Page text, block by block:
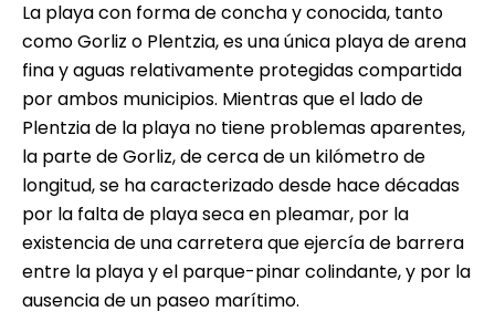
La playa con forma de concha y conocida, tanto
como Gorliz o Plentzia, es una única playa de arena
fina y aguas relativamente protegidas compartida
por ambos municipios. Mientras que el lado de
Plentzia de la playa no tiene problemas aparentes,
la parte de Gorliz, de cerca de un kilómetro de
longitud, se ha caracterizado desde hace décadas
por la falta de playa seca en pleamar, por la
existencia de una carretera que ejercía de barrera
entre la playa y el parque-pinar colindante, y por la
ausencia de un paseo marítimo.